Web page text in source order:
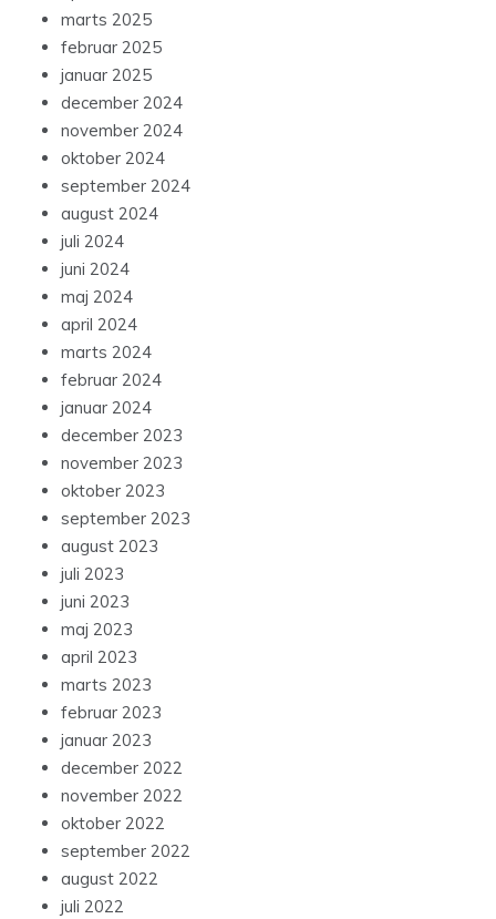
marts 2025
februar 2025
januar 2025
december 2024
november 2024
oktober 2024
september 2024
august 2024
juli 2024
juni 2024
maj 2024
april 2024
marts 2024
februar 2024
januar 2024
december 2023
november 2023
oktober 2023
september 2023
august 2023
juli 2023
juni 2023
maj 2023
april 2023
marts 2023
februar 2023
januar 2023
december 2022
november 2022
oktober 2022
september 2022
august 2022
juli 2022